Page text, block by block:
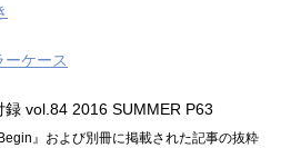
ーケース
録 vol.84 2016 SUMMER P63
』および別冊に掲載された記事の抜粋